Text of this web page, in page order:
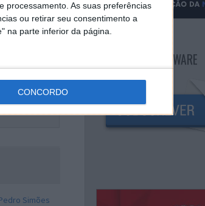
processamento. As suas preferências
ou retirar seu consentimento a
na parte inferior da página.
CONCORDO
os
uma
a
Simões
NEWSLETTER PPLWARE